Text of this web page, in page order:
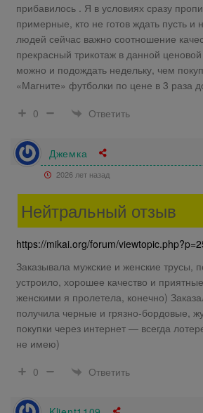
прибавилось . Я в условиях сразу
примерные, кто не готов ждать пусть и
людей сейчас важно соотношение
прекрасный трикотаж в данной
можно и подождать недельку, чем
«Магните» футболки по цене в 3 раза
0
Ответить
Джемка
2026 лет назад
Нейтральный отзыв
https://mikai.org/forum/
Заказывала мужские и женские трусы,
устроило, хорошее качество и
женскими я пролетела, конечно)
получила черные и грязно-бордовые,
покупки через интернет — всегда
не имею)
0
Ответить